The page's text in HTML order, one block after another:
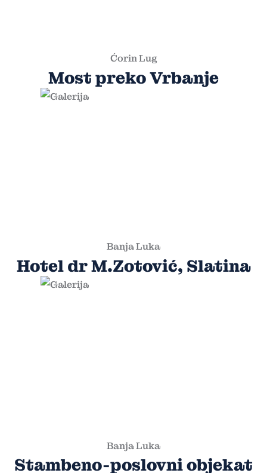
Ćorin Lug
Most preko Vrbanje
Banja Luka
Hotel dr M.Zotović, Slatina
Banja Luka
Stambeno-poslovni objekat